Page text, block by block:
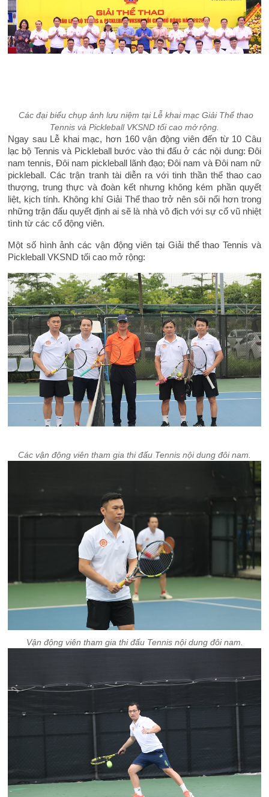
Các đại biểu chụp ảnh lưu niệm tại Lễ khai mạc Giải Thể thao
Tennis và Pickleball VKSND tối cao mở rộng.
Ngay sau Lễ khai mạc, hơn 160 vận động viên đến từ 10 Câu
lạc bộ Tennis và Pickleball bước vào thi đấu ở các nội dung: Đôi
nam tennis, Đôi nam pickleball lãnh đạo; Đôi nam và Đôi nam nữ
pickleball. Các trận tranh tài diễn ra với tinh thần thể thao cao
thượng, trung thực và đoàn kết nhưng không kém phần quyết
liệt, kịch tính. Không khí Giải Thể thao trở nên sôi nổi hơn trong
những trận đấu quyết định ai sẽ là nhà vô địch với sự cổ vũ nhiệt
tình từ các cổ động viên.
Một số hình ảnh các vận động viên tại Giải thể thao Tennis và
Pickleball VKSND tối cao mở rộng:
Các vận động viên tham gia thi đấu Tennis nội dung đôi nam.
Vận động viên tham gia thi đấu Tennis nội dung đôi nam.